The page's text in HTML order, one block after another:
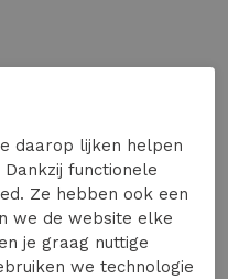
daarop lijken helpen
functionele
Ze hebben ook een
we de website elke
je graag nuttige
we technologie